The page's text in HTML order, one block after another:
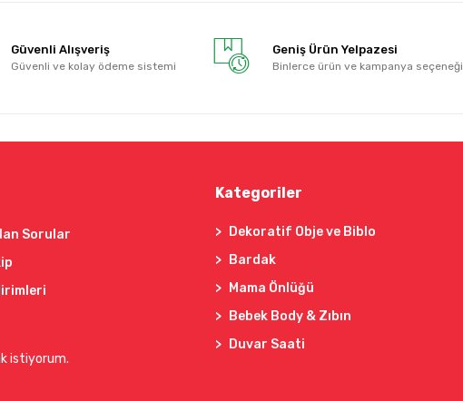
Güvenli Alışveriş
Güvenli ve kolay ödeme sistemi
Geniş Ürün Yelpazesi
Binlerce ürün ve kampanya seçeneği
Sorular
istiyorum.
Kategoriler
Dekoratif Obje ve Biblo
Bardak
Mama Önlüğü
Bebek Body & Zıbın
Duvar Saati